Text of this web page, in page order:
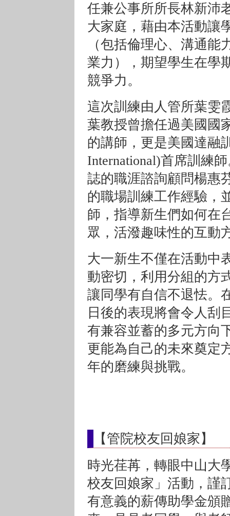
任兼公事所所長林新沛
大家庭，藉由本活動讓
（包括倫理心、溝通
業力），期望學生在學
競爭力。
這次訓練由人管所葉雯
葉教授曾擔任過美國國
的講師，更是美國達融
International)首席訓練
誌的職涯諮詢顧問楊惠
的職場訓練工作經驗，
師，指導新生們如何在
眾，活潑趣味性的互動
大一新生不僅在活動中
動密切，利用分組的方
讓同學有自信不退怯。
日後的表現將會令人刮
有兼容並蓄的多元方向
更能為自己的未來奠定
年的磨練與挑戰。
【管院校友回娘家】
時光荏苒，轉眼中山大
校友回娘家」活動，謹
有意義的薪傳助學金頒